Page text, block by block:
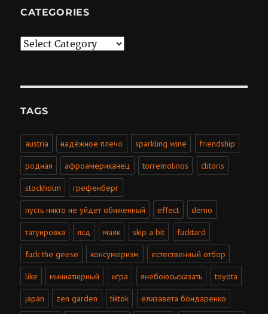
CATEGORIES
Categories
TAGS
austria надёжное плечо sparkling wine friendship
родная афроамериканец torremolinos clitoris
stockholm грефенберг
пусть никто не уйдет обиженный effect demo
татуировка лсд маяк skip a bit fucktard
fuck the geese консумеризм естественный отбор
like миниатюрный игра янебоюсьсказать toyota
japan zen garden tiktok елизавета бондаренко